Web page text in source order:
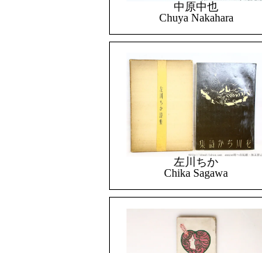
中原中也
Chuya Nakahara
左川ちか
Chika Sagawa